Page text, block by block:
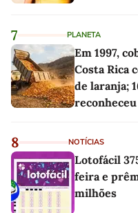
7 PLANETA
Em 1997,
Costa Rica
de laranja;
8 NOTÍCIAS
Lotofácil
feira e
milhões